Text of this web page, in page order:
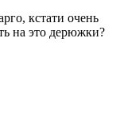
кстати очень
на это дерюжки?